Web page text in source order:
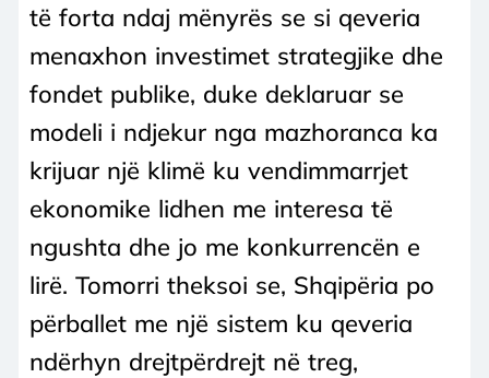
të forta ndaj mënyrës se si qeveria
menaxhon investimet strategjike dhe
fondet publike, duke deklaruar se
modeli i ndjekur nga mazhoranca ka
krijuar një klimë ku vendimmarrjet
ekonomike lidhen me interesa të
ngushta dhe jo me konkurrencën e
lirë. Tomorri theksoi se, Shqipëria po
përballet me një sistem ku qeveria
ndërhyn drejtpërdrejt në treg,